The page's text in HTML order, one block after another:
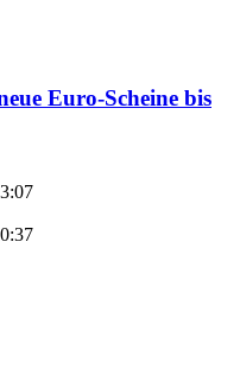
Euro-Scheine bis